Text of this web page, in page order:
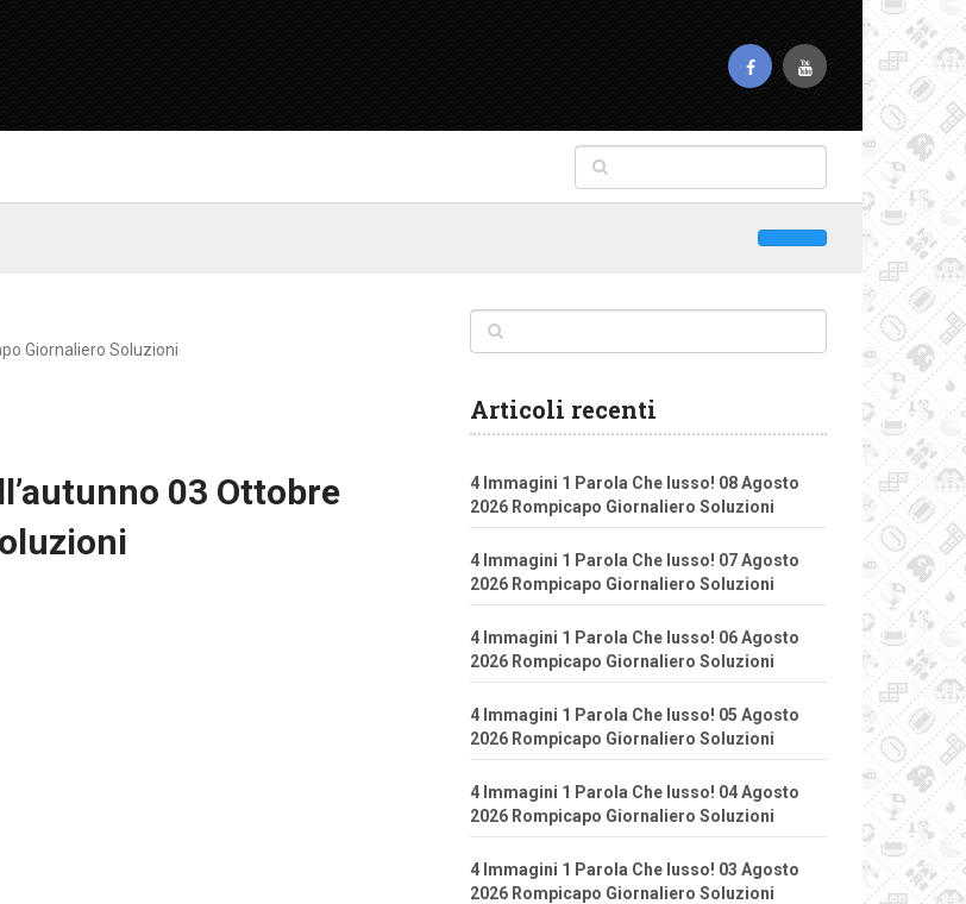
Giornaliero Soluzioni
03 Ottobre
Articoli recenti
4 Immagini 1 Parola Che lusso! 08 Agosto
2026 Rompicapo Giornaliero Soluzioni
4 Immagini 1 Parola Che lusso! 07 Agosto
2026 Rompicapo Giornaliero Soluzioni
4 Immagini 1 Parola Che lusso! 06 Agosto
2026 Rompicapo Giornaliero Soluzioni
4 Immagini 1 Parola Che lusso! 05 Agosto
2026 Rompicapo Giornaliero Soluzioni
4 Immagini 1 Parola Che lusso! 04 Agosto
2026 Rompicapo Giornaliero Soluzioni
4 Immagini 1 Parola Che lusso! 03 Agosto
2026 Rompicapo Giornaliero Soluzioni